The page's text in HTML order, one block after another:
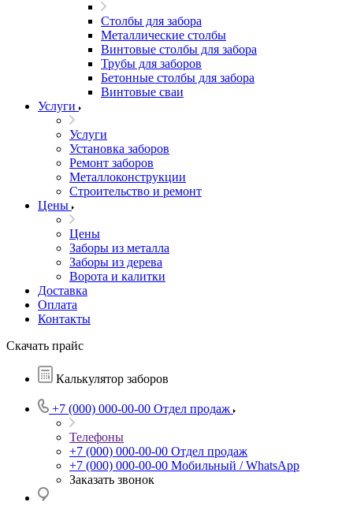
Столбы для забора
Металлические столбы
Винтовые столбы для забора
Трубы для заборов
Бетонные столбы для забора
Винтовые сваи
Услуги
Услуги
Установка заборов
Ремонт заборов
Металлоконструкции
Строительство и ремонт
Цены
Цены
Заборы из металла
Заборы из дерева
Ворота и калитки
Доставка
Оплата
Контакты
Скачать прайс
Калькулятор заборов
+7 (000) 000-00-00 Отдел продаж
Телефоны
+7 (000) 000-00-00 Отдел продаж
+7 (000) 000-00-00 Мобильный / WhatsApp
Заказать звонок